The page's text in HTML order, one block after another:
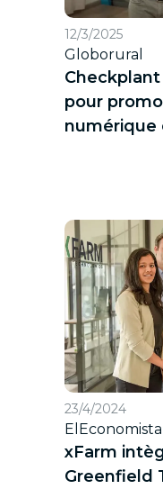
12/3/2025
Globorural
Checkplant
pour
numérique
23/4/2024
ElEconomista
xFarm
Greenfield